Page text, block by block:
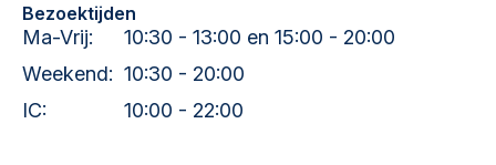
Bezoektijden
Ma-Vrij:
10:30 - 13:00 en 15:00 - 20:00
Weekend: 10:30 - 20:00
IC:
10:00 - 22:00